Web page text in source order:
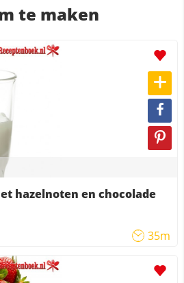
te maken
hazelnoten en chocolade
35m